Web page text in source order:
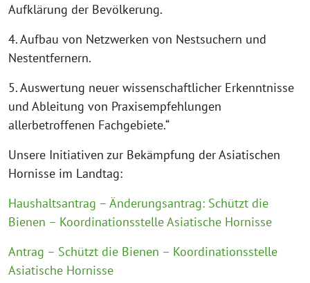
Aufklärung der Bevölkerung.
4. Aufbau von Netzwerken von Nestsuchern und
Nestentfernern.
5. Auswertung neuer wissenschaftlicher Erkenntnisse
und Ableitung von Praxisempfehlungen
allerbetroffenen Fachgebiete.“
Unsere Initiativen zur Bekämpfung der Asiatischen
Hornisse im Landtag:
Haushaltsantrag – Änderungsantrag: Schützt die
Bienen – Koordinationsstelle Asiatische Hornisse
Antrag – Schützt die Bienen – Koordinationsstelle
Asiatische Hornisse